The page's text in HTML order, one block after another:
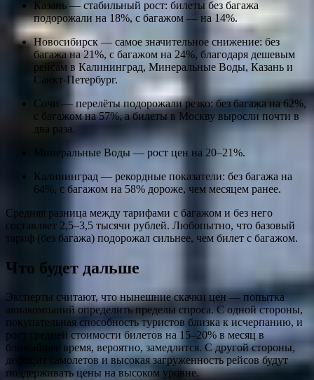
Казань — стабильный рост: билеты без багажа
подорожали на 18%, с багажом — на 14%.
Новосибирск — самое значительное снижение: без
багажа на 21%, с багажом на 24%, благодаря дешевым
рейсам в Калининград, Минеральные Воды, Казань и
Санкт-Петербург.
Сочи — перелёты подорожали резко: без багажа на 62%,
с багажом на 57%, а билеты в Москву выросли почти в
два раза.
Минеральные Воды — рост цен на 20–21%.
Калининград — рекордные показатели: без багажа на
64%, с багажом на 58% дороже, чем месяцем ранее.
Средняя разница между тарифами с багажом и без него
составляет 2,5–3,5 тысячи рублей. Любопытно, что базовый
тариф (без багажа) подорожал сильнее, чем билет с багажом.
Что будет дальше
Эксперты считают, что нынешние скачки цен — попытка
авиакомпаний определить пределы спроса. С одной стороны,
покупательная способность туристов близка к исчерпанию, и
рост средней стоимости билетов на 15–20% в месяц в
ближайшее время, вероятно, замедлится. С другой стороны,
дефицит самолетов и высокая загруженность рейсов будут
поддерживать цены на высоком уровне.